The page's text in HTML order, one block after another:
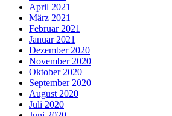
April 2021
März 2021
Februar 2021
Januar 2021
Dezember 2020
November 2020
Oktober 2020
September 2020
August 2020
Juli 2020